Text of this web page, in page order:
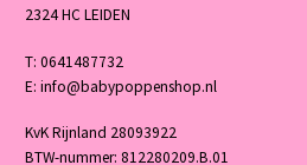
2324 HC LEIDEN
T: 0641487732
E: info@babypoppenshop.nl
KvK Rijnland 28093922
BTW-nummer: 812280209.B.01